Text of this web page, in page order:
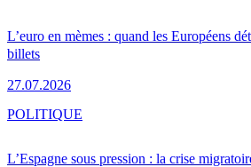
L’euro en mèmes : quand les Européens
billets
27.07.2026
L’Espagne sous pression : la crise
POLITIQUE